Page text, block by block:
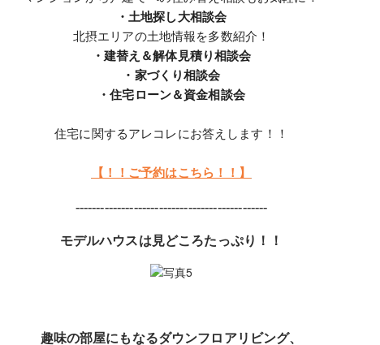
・土地探し大相談会
北摂エリアの土地情報を多数紹介！
・建替え＆解体見積り相談会
・家づくり相談会
・住宅ローン＆資金相談会
住宅に関するアレコレにお答えします！！
【！！ご予約はこちら！！】
----------------------------------------------
モデルハウスは見どころたっぷり！！
趣味の部屋にもなるダウンフロアリビング、